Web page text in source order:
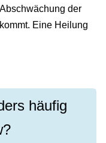
der
Eine Heilung
häufig